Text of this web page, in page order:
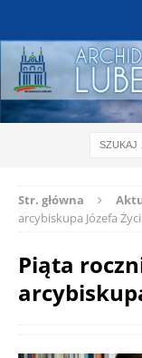
Str. główna
arcybiskupa Józefa
Piąta